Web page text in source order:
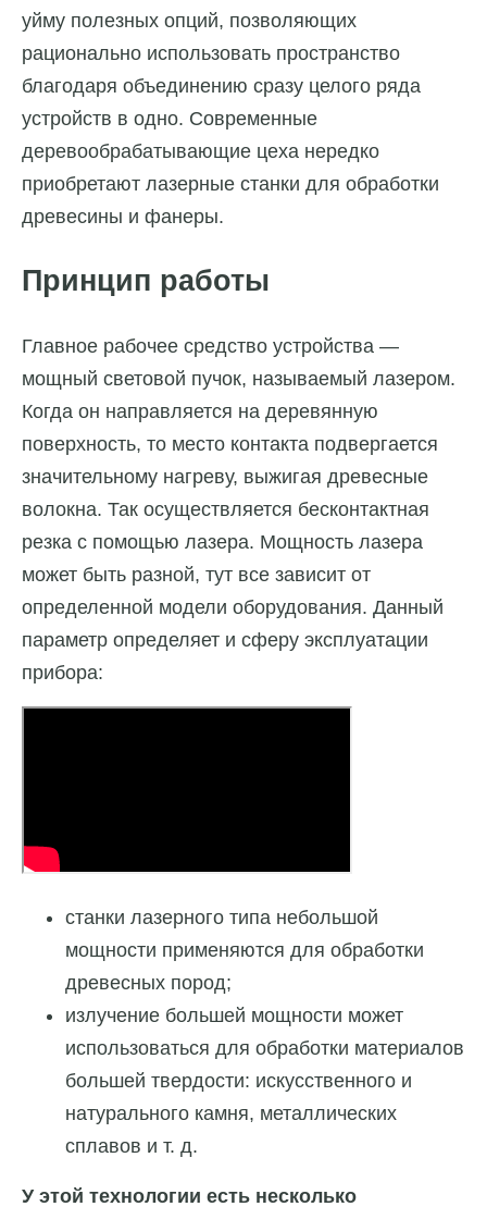
уйму полезных опций, позволяющих
рационально использовать пространство
благодаря объединению сразу целого ряда
устройств в одно. Современные
деревообрабатывающие цеха нередко
приобретают лазерные станки для обработки
древесины и фанеры.
Принцип работы
Главное рабочее средство устройства —
мощный световой пучок, называемый лазером.
Когда он направляется на деревянную
поверхность, то место контакта подвергается
значительному нагреву, выжигая древесные
волокна. Так осуществляется бесконтактная
резка с помощью лазера. Мощность лазера
может быть разной, тут все зависит от
определенной модели оборудования. Данный
параметр определяет и сферу эксплуатации
прибора:
станки лазерного типа небольшой
мощности применяются для обработки
древесных пород;
излучение большей мощности может
использоваться для обработки материалов
большей твердости: искусственного и
натурального камня, металлических
сплавов и т. д.
У этой технологии есть несколько